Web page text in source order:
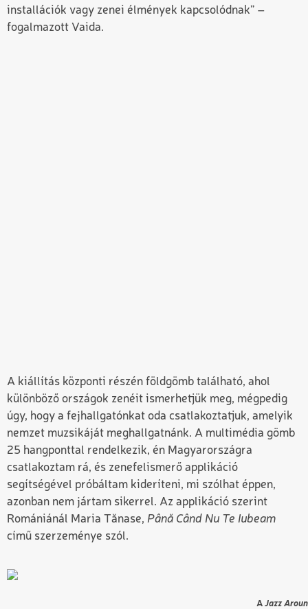
installációk vagy zenei élmények kapcsolódnak” –
fogalmazott Vaida.
A kiállítás központi részén földgömb található, ahol
különböző országok zenéit ismerhetjük meg, mégpedig
úgy, hogy a fejhallgatónkat oda csatlakoztatjuk, amelyik
nemzet muzsikáját meghallgatnánk. A multimédia gömb
25 hangponttal rendelkezik, én Magyarországra
csatlakoztam rá, és zenefelismerő applikáció
segítségével próbáltam kideríteni, mi szólhat éppen,
azonban nem jártam sikerrel. Az applikáció szerint
Romániánál Maria Tănase, Până Când Nu Te Iubeam
című szerzeménye szól.
A Jazz